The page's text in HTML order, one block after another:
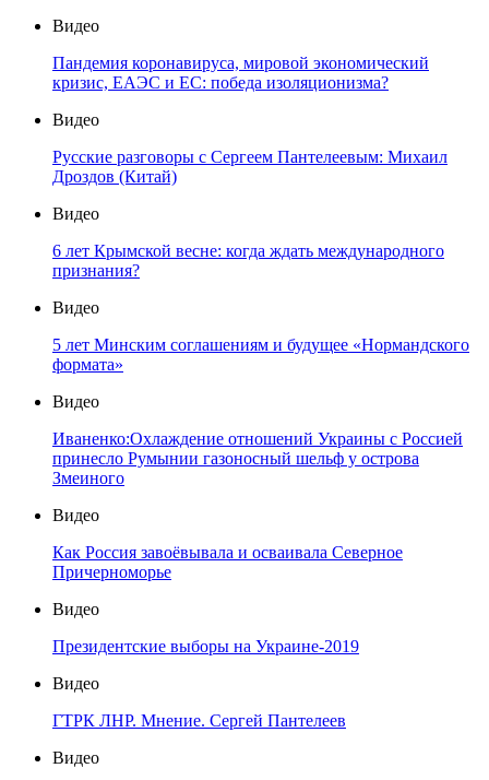
Видео
Пандемия коронавируса, мировой экономический
кризис, ЕАЭС и ЕС: победа изоляционизма?
Видео
Русские разговоры с Сергеем Пантелеевым: Михаил
Дроздов (Китай)
Видео
6 лет Крымской весне: когда ждать международного
признания?
Видео
5 лет Минским соглашениям и будущее «Нормандского
формата»
Видео
Иваненко:Охлаждение отношений Украины с Россией
принесло Румынии газоносный шельф у острова
Змеиного
Видео
Как Россия завоёвывала и осваивала Северное
Причерноморье
Видео
Президентские выборы на Украине-2019
Видео
ГТРК ЛНР. Мнение. Сергей Пантелеев
Видео